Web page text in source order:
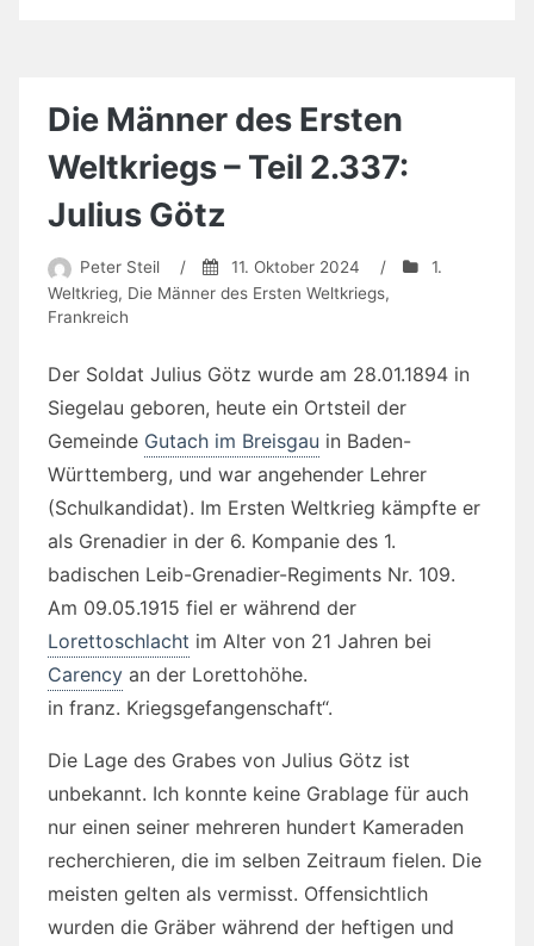
Die Männer des Ersten
Weltkriegs – Teil 2.337:
Julius Götz
Peter Steil / 11. Oktober 2024 /
1.
Weltkrieg, Die Männer des Ersten Weltkriegs,
Frankreich
Der Soldat Julius Götz wurde am 28.01.1894 in
Siegelau geboren, heute ein Ortsteil der
Gemeinde Gutach im Breisgau in Baden-
Württemberg, und war angehender Lehrer
(Schulkandidat). Im Ersten Weltkrieg kämpfte er
als Grenadier in der 6. Kompanie des 1.
badischen Leib-Grenadier-Regiments Nr. 109.
Am 09.05.1915 fiel er während der
Lorettoschlacht im Alter von 21 Jahren bei
Carency an der Lorettohöhe.
in franz. Kriegsgefangenschaft“.
Die Lage des Grabes von Julius Götz ist
unbekannt. Ich konnte keine Grablage für auch
nur einen seiner mehreren hundert Kameraden
recherchieren, die im selben Zeitraum fielen. Die
meisten gelten als vermisst. Offensichtlich
wurden die Gräber während der heftigen und